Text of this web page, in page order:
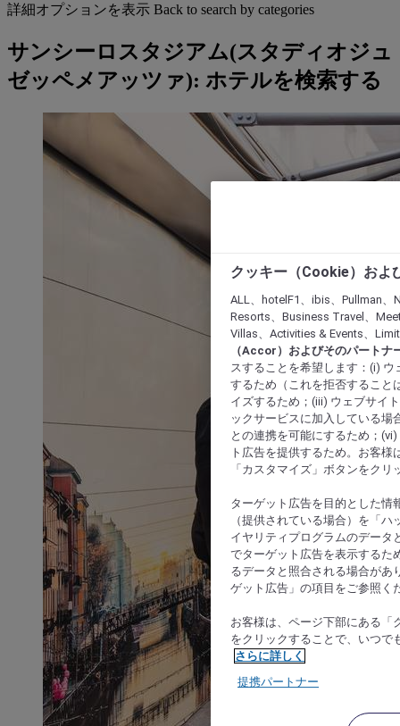
詳細オプションを表示 Back to search by categories
サンシーロスタジアム(スタディオジュ
ゼッペメアッツァ): ホテルを検索する
クッキー（Cookie）およ
ALL、hotelF1、ibis、Pullman
Resorts、Business Travel、
Villas、Activities & Events、
（Accor）およびそのパートナ
スすることを希望します：(i)
するため（これを拒否すること
イズするため；(iii) ウェブサイ
ックサービスに加入している場
との連携を可能にするため；
ト広告を提供するため。お客
「カスタマイズ」ボタンをク
ターゲット広告を目的とした情
（提供されている場合）を「
イヤリティプログラムのデータ
でターゲット広告を表示するた
るデータと照合される場合があ
ゲット広告」の項目をご参照く
お客様は、ページ下部にある「
をクリックすることで、いつで
さらに詳しく
提携パートナー